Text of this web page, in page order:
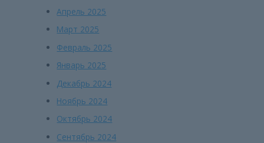
Апрель 2025
Март 2025
Февраль 2025
Январь 2025
Декабрь 2024
Ноябрь 2024
Октябрь 2024
Сентябрь 2024